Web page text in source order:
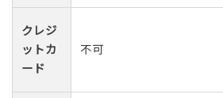
クレジ
ットカ
ード
不可